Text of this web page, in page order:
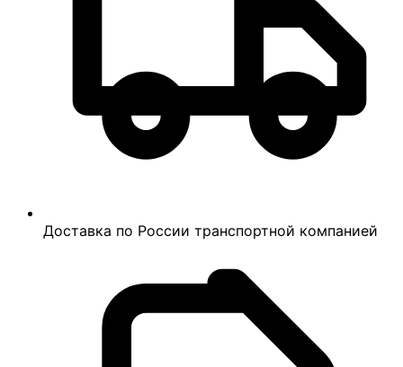
Доставка по России транспортной компанией